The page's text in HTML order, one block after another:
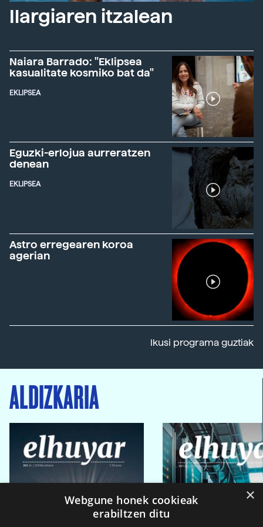
Ilargiaren itzalean
Naiara Barrado: "Eklipsea
kasualitate kosmiko bat da"
EKLIPSEA
Eguzki-erlojua aurreratzen
denean
EKLIPSEA
Astro erregearen koroa
agerian
Ikusi programa guztiak
ALDIZKARIA
×
Webgune honek cookieak
erabiltzen ditu